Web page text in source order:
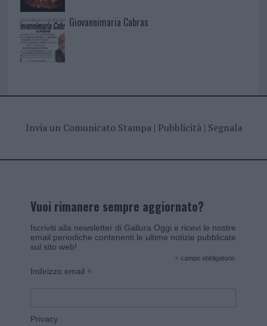
Giovannimaria Cabras
Invia un Comunicato Stampa| Pubblicità| Segnala
Vuoi rimanere sempre aggiornato?
Iscriviti alla newsletter di Gallura Oggi e ricevi le nostre
email periodiche contenenti le ultime notizie pubblicate
sul sito web!
* campo obbligatorio
Indirizzo email *
Privacy